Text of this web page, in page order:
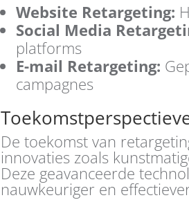
Website Retargeting:
Social Media
platforms
E-mail Retargeting:
campagnes
De toekomst van
innovaties zoals
Deze geavanceerde
nauwkeuriger en